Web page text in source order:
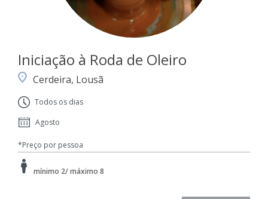
Iniciação à Roda de Oleiro
Cerdeira, Lousã
Todos os dias
Agosto
*Preço por pessoa
mínimo 2/ máximo 8